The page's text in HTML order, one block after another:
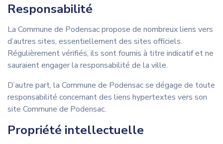
Responsabilité
La Commune de Podensac propose de nombreux liens vers
d’autres sites, essentiellement des sites officiels.
Régulièrement vérifiés, ils sont fournis à titre indicatif et ne
sauraient engager la responsabilité de la ville.
D’autre part, la Commune de Podensac se dégage de toute
responsabilité concernant des liens hypertextes vers son
site Commune de Podensac.
Propriété intellectuelle